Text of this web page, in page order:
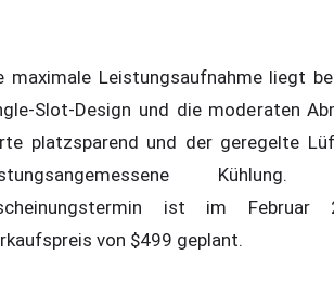
maximale Leistungsaufnahme liegt
Slot-Design und die moderaten
platzsparend und der geregelte
ist im
von $499 geplant.